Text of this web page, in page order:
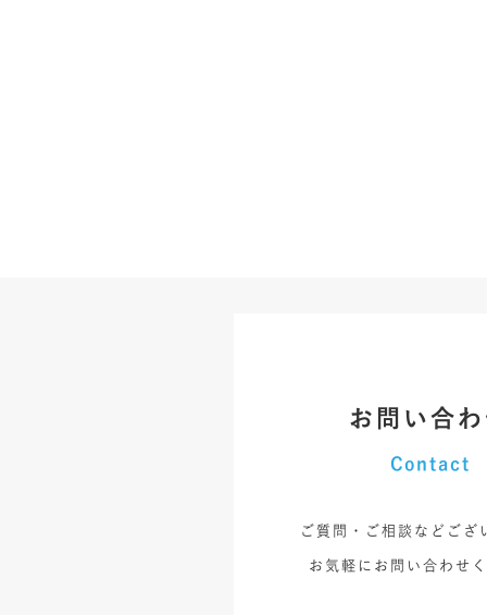
お問い合
Contact
ご質問・ご相談などござ
お気軽にお問い合わせ